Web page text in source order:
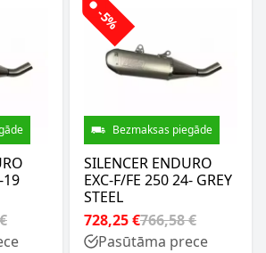
19
-5%
Bezmaksas piegāde
SILENCER ENDURO
EXC-F/FE 250 24- GREY
STEEL
728,25 €766,58 €
Pasūtāma prece